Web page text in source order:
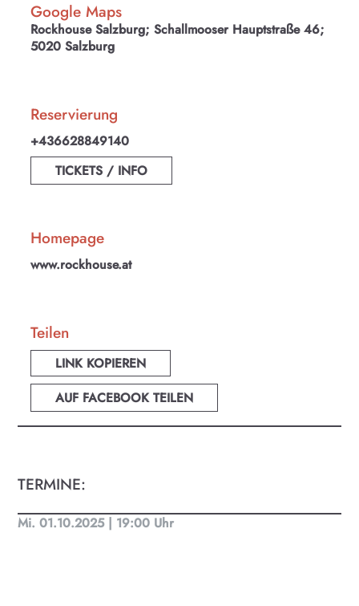
Google Maps
Rockhouse Salzburg; Schallmooser Hauptstraße 46;
5020 Salzburg
Reservierung
+436628849140
TICKETS / INFO
Homepage
www.rockhouse.at
Teilen
LINK KOPIEREN
AUF FACEBOOK TEILEN
TERMINE:
Mi. 01.10.2025 | 19:00 Uhr